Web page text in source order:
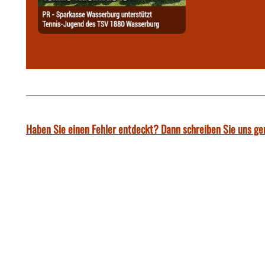
Haben Sie einen Fehler entdeckt? Dann schreiben Sie uns